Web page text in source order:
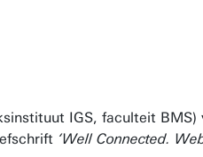
IGS, faculteit
‘Well Connected.